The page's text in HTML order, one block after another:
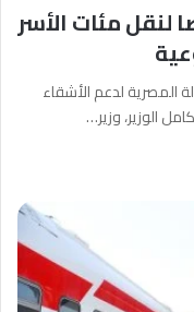
لنقل مئات الأسر
المصرية لدعم الأشقاء
الوزير، وزير…